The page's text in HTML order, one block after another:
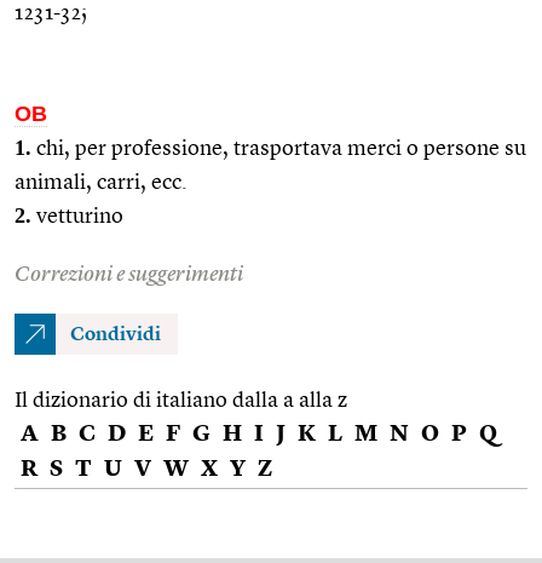
1231-32;
OB
1. chi, per professione, trasportava merci o persone su
animali, carri, ecc.
2. vetturino
Correzioni e suggerimenti
Condividi
Il dizionario di italiano dalla a alla z
A B C D E F G H I J K L M N O P Q
R S T U V W X Y Z